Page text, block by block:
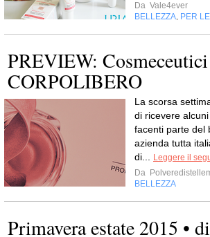
Da Vale4ever
BELLEZZA PER LEI
PREVIEW: Cosmeceutici
CORPOLIBERO
La scorsa
di ricevere
facenti parte del
azienda tutta
di...
Leggere il
Da
BELLEZZA
Primavera estate 2015 •